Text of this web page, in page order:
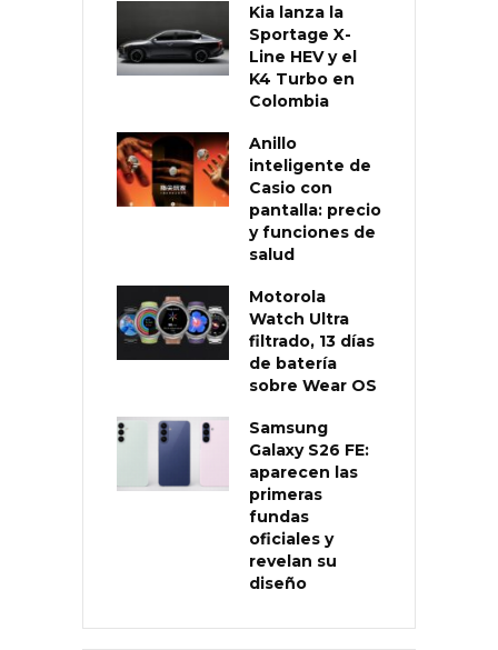
Kia lanza la
Sportage X-
Line HEV y el
K4 Turbo en
Colombia
Anillo
inteligente de
Casio con
pantalla: precio
y funciones de
salud
Motorola
Watch Ultra
filtrado, 13 días
de batería
sobre Wear OS
Samsung
Galaxy S26 FE:
aparecen las
primeras
fundas
oficiales y
revelan su
diseño